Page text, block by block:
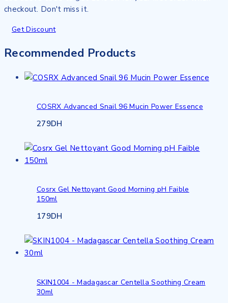
checkout. Don't miss it.
Get Discount
Recommended Products
COSRX Advanced Snail 96 Mucin Power Essence
279DH
Cosrx Gel Nettoyant Good Morning pH Faible
150ml
179DH
SKIN1004 - Madagascar Centella Soothing Cream
30ml